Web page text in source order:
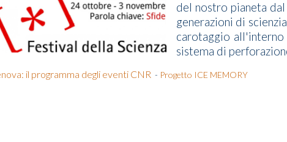
del nostro pianeta
generazioni di
carotaggio all'interno
sistema di
il programma degli eventi CNR - Progetto ICE MEMORY